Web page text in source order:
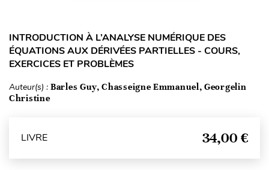
INTRODUCTION À L’ANALYSE NUMÉRIQUE DES
ÉQUATIONS AUX DÉRIVÉES PARTIELLES - COURS,
EXERCICES ET PROBLÈMES
Auteur(s) : Barles Guy, Chasseigne Emmanuel, Georgelin
Christine
LIVRE 34,00 €